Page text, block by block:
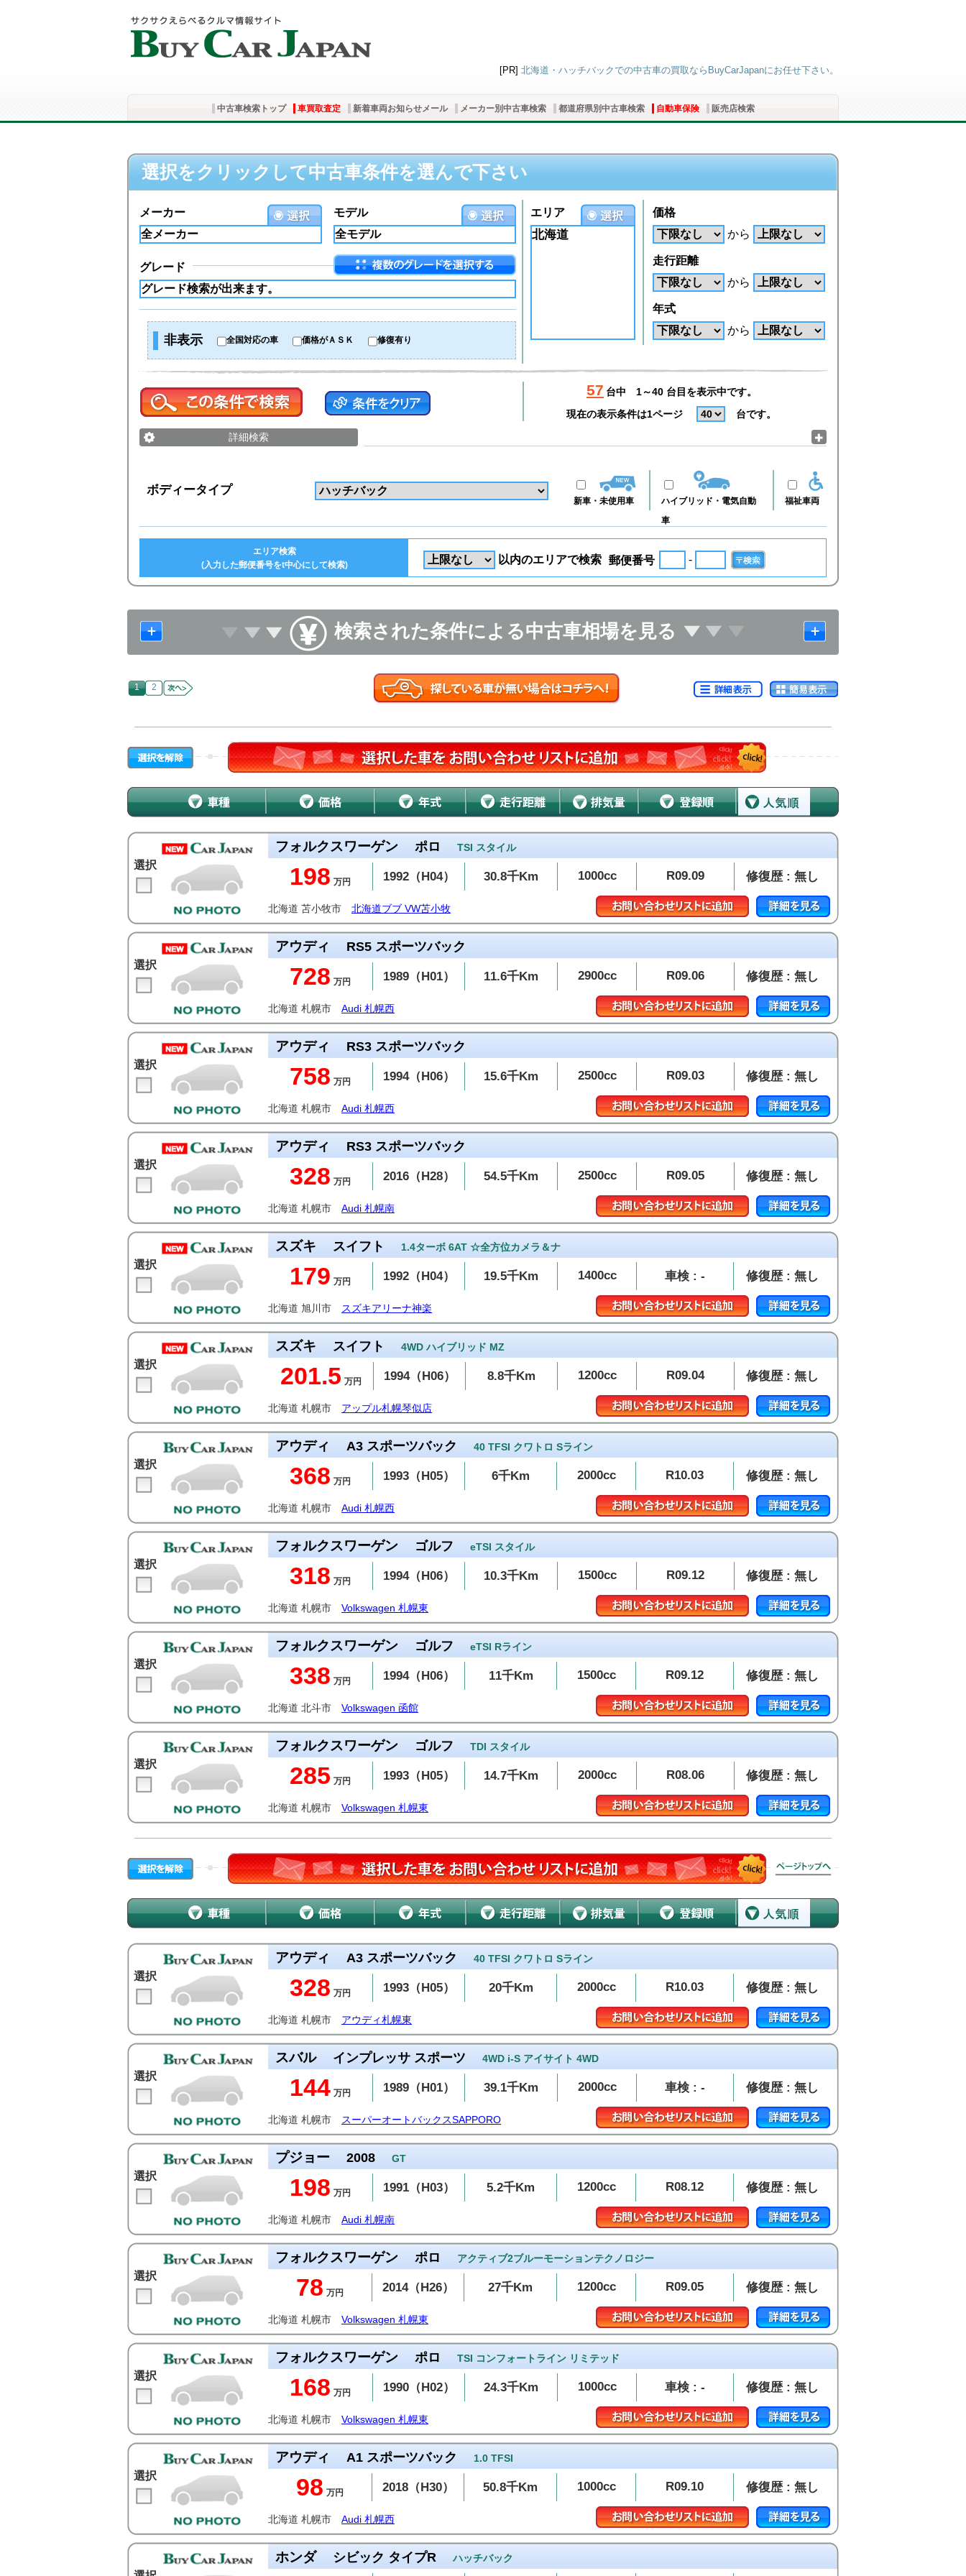
[PR] 北海道・ハッチバックでの中古車の買取ならBuyCarJapanにお任せ下さい。
中古車検索トップ 車買取査定 新着車両お知らせメール メーカー別中古車検索 都道府県別中古車検索 自動車保険 販売店検索
選択をクリックして中古車条件を選んで下さい
モデル
メーカー
グレード
非表示 全国対応の車 価格がＡＳＫ 修復有り
エリア
北海道
価格
から
走行距離
から
年式
から
57 台中
1～40 台目を表示中です。
現在の表示条件は1ページ
台です。
詳細検索
福祉車両
ハイブリッド・電気自動
車
新車・未使用車
ボディータイプ
以内のエリアで検索 郵便番号 -
エリア検索
(入力した郵便番号をt中心にして検索)
検索された条件による中古車相場を見る
1 2
選択
フォルクスワーゲン ポロ TSI スタイル
198 万円 1992（H04） 30.8千Km 1000cc R09.09 修復歴 : 無し
北海道 苫小牧市 北海道ブブ VW苫小牧
選択
アウディ RS5 スポーツバック
728 万円 1989（H01） 11.6千Km 2900cc R09.06 修復歴 : 無し
北海道 札幌市 Audi 札幌西
選択
アウディ RS3 スポーツバック
758 万円 1994（H06） 15.6千Km 2500cc R09.03 修復歴 : 無し
北海道 札幌市 Audi 札幌西
選択
アウディ RS3 スポーツバック
328 万円 2016（H28） 54.5千Km 2500cc R09.05 修復歴 : 無し
北海道 札幌市 Audi 札幌南
選択
スズキ スイフト 1.4ターボ 6AT ☆全方位カメラ＆ナ
179 万円 1992（H04） 19.5千Km 1400cc 車検 : - 修復歴 : 無し
北海道 旭川市 スズキアリーナ神楽
選択
スズキ スイフト 4WD ハイブリッド MZ
201.5 万円 1994（H06） 8.8千Km 1200cc R09.04 修復歴 : 無し
北海道 札幌市 アップル札幌琴似店
選択
アウディ A3 スポーツバック 40 TFSI クワトロ Sライン
368 万円 1993（H05） 6千Km 2000cc R10.03 修復歴 : 無し
北海道 札幌市 Audi 札幌西
選択
フォルクスワーゲン ゴルフ eTSI スタイル
318 万円 1994（H06） 10.3千Km 1500cc R09.12 修復歴 : 無し
北海道 札幌市 Volkswagen 札幌東
選択
フォルクスワーゲン ゴルフ eTSI Rライン
338 万円 1994（H06） 11千Km 1500cc R09.12 修復歴 : 無し
北海道 北斗市 Volkswagen 函館
選択
フォルクスワーゲン ゴルフ TDI スタイル
285 万円 1993（H05） 14.7千Km 2000cc R08.06 修復歴 : 無し
北海道 札幌市 Volkswagen 札幌東
選択
アウディ A3 スポーツバック 40 TFSI クワトロ Sライン
328 万円 1993（H05） 20千Km 2000cc R10.03 修復歴 : 無し
北海道 札幌市 アウディ札幌東
選択
スバル インプレッサ スポーツ 4WD i-S アイサイト 4WD
144 万円 1989（H01） 39.1千Km 2000cc 車検 : - 修復歴 : 無し
北海道 札幌市 スーパーオートバックスSAPPORO
選択
プジョー 2008 GT
198 万円 1991（H03） 5.2千Km 1200cc R08.12 修復歴 : 無し
北海道 札幌市 Audi 札幌南
選択
フォルクスワーゲン ポロ アクティブ2ブルーモーションテクノロジー
78 万円 2014（H26） 27千Km 1200cc R09.05 修復歴 : 無し
北海道 札幌市 Volkswagen 札幌東
選択
フォルクスワーゲン ポロ TSI コンフォートライン リミテッド
168 万円 1990（H02） 24.3千Km 1000cc 車検 : - 修復歴 : 無し
北海道 札幌市 Volkswagen 札幌東
選択
アウディ A1 スポーツバック 1.0 TFSI
98 万円 2018（H30） 50.8千Km 1000cc R09.10 修復歴 : 無し
北海道 札幌市 Audi 札幌西
ホンダ シビック タイプR ハッチバック